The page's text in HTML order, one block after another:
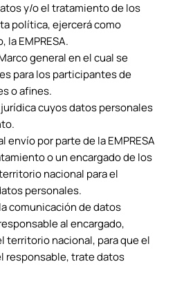
y/o el tratamiento de los
política, ejercerá como
EMPRESA.
general en el cual se
para los participantes de
o afines.
cuyos datos personales
envío por parte de la EMPRESA
o un encargado de los
nacional para el
personales.
comunicación de datos
al encargado,
territorio nacional, para que el
responsable, trate datos